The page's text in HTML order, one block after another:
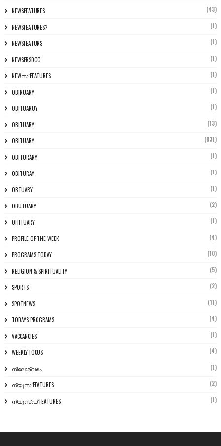
NEWSFEATURES (43)
NEWSFEATURES? (1)
NEWSFEATURS (1)
NEWSFRSDGG (1)
NEWസ് FEATURES (1)
OBIRUARY (1)
OBITUARUY (1)
OBITUARY (13)
OBITUARY (831)
OBITURARY (1)
OBITURAY (1)
OBTUARY (1)
OBUTUARY (2)
OHITUARY (1)
PROFILE OF THE WEEK (4)
PROGRAMS TODAY (10)
RELIGION & SPIRITUALITY (5)
SPORTS (2)
SPOTNEWS (11)
TODAYS PROGRAMS (4)
VACCANCIES (1)
WEEKLY FOCUS (4)
നീലേശ്വരം (1)
ന്യൂസ് FEATURES (2)
ന്യൂസ്ഡ് FEATURES (1)